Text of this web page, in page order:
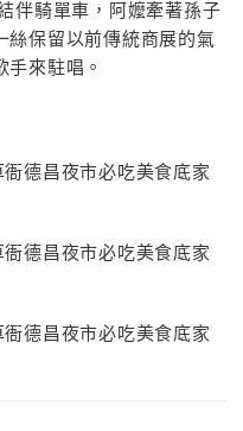
伴騎單車，阿嬤牽著孫子
絲保留以前傳統商展的氣
來駐唱。